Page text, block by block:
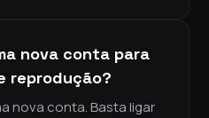
nova conta para
reprodução?
nova conta. Basta ligar